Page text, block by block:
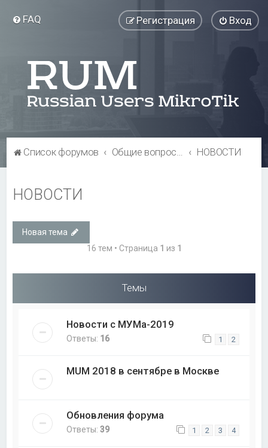
FAQ Вход
Регистрация
Список форумов Общие вопросы НОВОСТИ
НОВОСТИ
Новая тема
16 тем • Страница 1 из 1
Темы
Новости с МУМа-2019
Ответы: 16 1 2
MUM 2018 в сентябре в Москве
Обновления форума
Ответы:39 1 2 3 4